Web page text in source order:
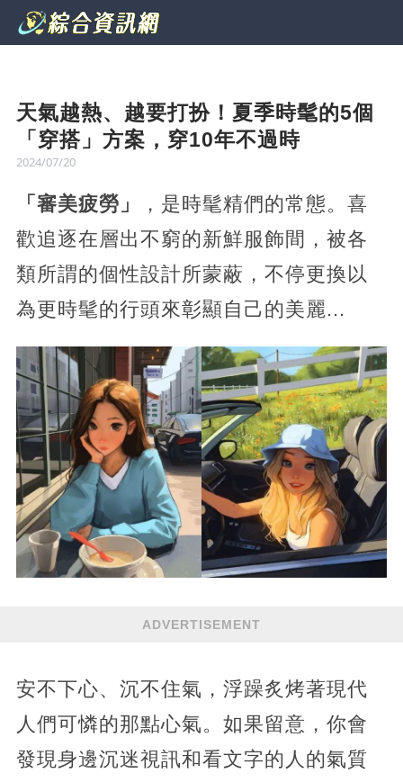
天氣越熱、越要打扮！夏季時髦的5個
「穿搭」方案，穿10年不過時
2024/07/20
「審美疲勞」
，是時髦精們的常態。喜
歡追逐在層出不窮的新鮮服飾間，被各
類所謂的個性設計所蒙蔽，不停更換以
為更時髦的行頭來彰顯自己的美麗...
ADVERTISEMENT
安不下心、沉不住氣，浮躁炙烤著現代
人們可憐的那點心氣。如果留意，你會
發現身邊沉迷視訊和看文字的人的氣質